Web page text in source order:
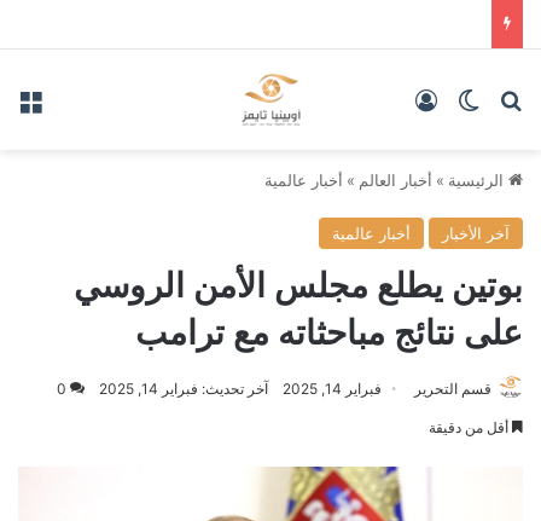
بحث عنالوضع المظلم
الرئيسية » أخبار العالم » أخبار عالمية
آخر الأخبار أخبار عالمية
بوتين يطلع مجلس الأمن الروسي
على نتائج مباحثاته مع ترامب
قسم التحرير فبراير 14, 2025 آخر تحديث: فبراير 14, 2025 0
أقل من دقيقة